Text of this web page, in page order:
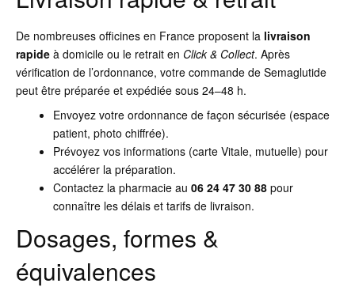
De nombreuses officines en France proposent la livraison
rapide à domicile ou le retrait en Click & Collect. Après
vérification de l’ordonnance, votre commande de Semaglutide
peut être préparée et expédiée sous 24–48 h.
Envoyez votre ordonnance de façon sécurisée (espace
patient, photo chiffrée).
Prévoyez vos informations (carte Vitale, mutuelle) pour
accélérer la préparation.
Contactez la pharmacie au 06 24 47 30 88pour
connaître les délais et tarifs de livraison.
Dosages, formes &
équivalences